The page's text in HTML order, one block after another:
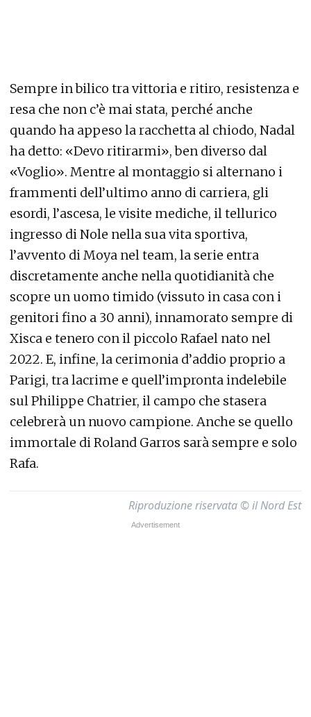
Sempre in bilico tra vittoria e ritiro, resistenza e
resa che non c’è mai stata, perché anche
quando ha appeso la racchetta al chiodo, Nadal
ha detto: «Devo ritirarmi», ben diverso dal
«Voglio». Mentre al montaggio si alternano i
frammenti dell’ultimo anno di carriera, gli
esordi, l’ascesa, le visite mediche, il tellurico
ingresso di Nole nella sua vita sportiva,
l’avvento di Moya nel team, la serie entra
discretamente anche nella quotidianità che
scopre un uomo timido (vissuto in casa con i
genitori fino a 30 anni), innamorato sempre di
Xisca e tenero con il piccolo Rafael nato nel
2022. E, infine, la cerimonia d’addio proprio a
Parigi, tra lacrime e quell’impronta indelebile
sul Philippe Chatrier, il campo che stasera
celebrerà un nuovo campione. Anche se quello
immortale di Roland Garros sarà sempre e solo
Rafa.
Riproduzione riservata © il Nord Est